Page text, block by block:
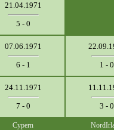
21.04.1971
5 - 0
07.06.1971
6 - 1 1 - 0
24.11.1971
7 - 0 3 - 0
Cypern